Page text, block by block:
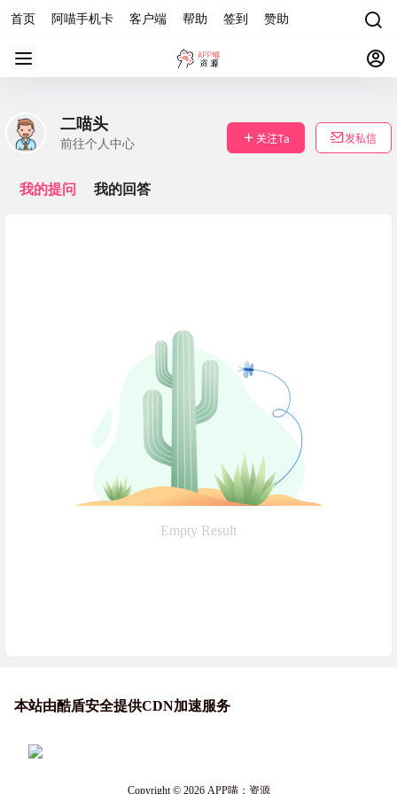
首页 阿喵手机卡 客户端 帮助 签到 赞助
二喵头
前往个人中心 关注Ta 发私信
我的提问 我的回答
Empty Result
本站由酷盾安全提供CDN加速服务
Copyright © 2026APP喵：资源